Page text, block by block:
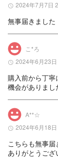
2024年7月7日
無事届きました
こ*ろ
2024年6月23
購入前から丁寧
機会がありまし
A**☆
2024年6月18
こちらも無事届
ありがとうござ